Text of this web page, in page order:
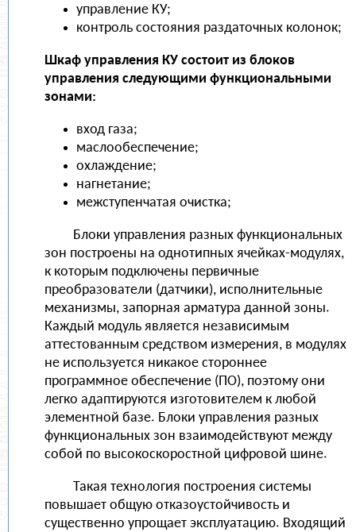
управление КУ;
контроль состояния раздаточных колонок;
Шкаф управления КУ состоит из блоков
управления следующими функциональными
зонами:
вход газа;
маслообеспечение;
охлаждение;
нагнетание;
межступенчатая очистка;
Блоки управления разных функциональных
зон построены на однотипных ячейках-модулях,
к которым подключены первичные
преобразователи (датчики), исполнительные
механизмы, запорная арматура данной зоны.
Каждый модуль является независимым
аттестованным средством измерения, в модулях
не используется никакое стороннее
программное обеспечение (ПО), поэтому они
легко адаптируются изготовителем к любой
элементной базе. Блоки управления разных
функциональных зон взаимодействуют между
собой по высокоскоростной цифровой шине.
Такая технология построения системы
повышает общую отказоустойчивость и
существенно упрощает эксплуатацию. Входящий